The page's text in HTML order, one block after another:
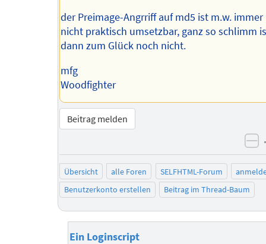
der Preimage-Angrriff auf md5 ist m.w.
nicht praktisch umsetzbar, ganz so schlimm
dann zum Glück noch nicht.
mfg
Woodfighter
Beitrag melden
Übersicht alle Foren SELFHTML-Forum
Benutzerkonto erstellen
Beitrag im Thread-Baum
Ein Loginscript